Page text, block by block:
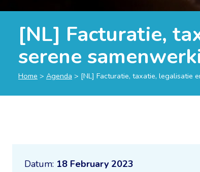
[NL] Facturatie,
serene
Home > Agenda > [NL] Facturatie, taxatie, legalisatie
Datum: 18 February 2023